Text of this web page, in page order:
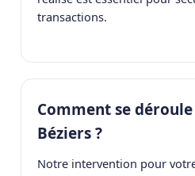
transactions.
Comment se déroule
Béziers ?
Notre intervention pour